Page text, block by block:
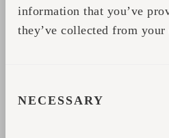
information that you’ve
they’ve collected from
SELECTION
NECESSARY